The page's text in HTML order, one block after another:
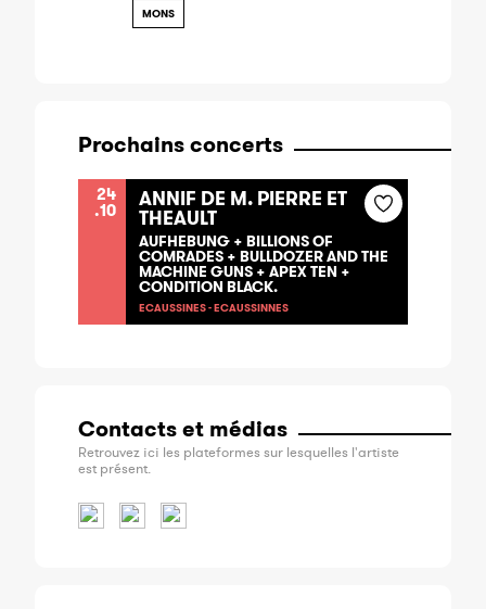
MONS
Prochains concerts
24
.10 ANNIF DE M. PIERRE ET
THEAULT
AUFHEBUNG + BILLIONS OF
COMRADES + BULLDOZER AND THE
MACHINE GUNS + APEX TEN +
CONDITION BLACK.
ECAUSSINES - ECAUSSINNES
Contacts et médias
Retrouvez ici les plateformes sur lesquelles l'artiste
est présent.